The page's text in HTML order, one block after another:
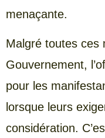
menaçante.
Malgré toutes ces
Gouvernement,
pour les
lorsque leurs
considération.